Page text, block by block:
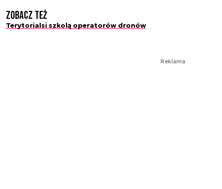
Zobacz też
Terytorialsi szkolą operatorów dronów
Reklama